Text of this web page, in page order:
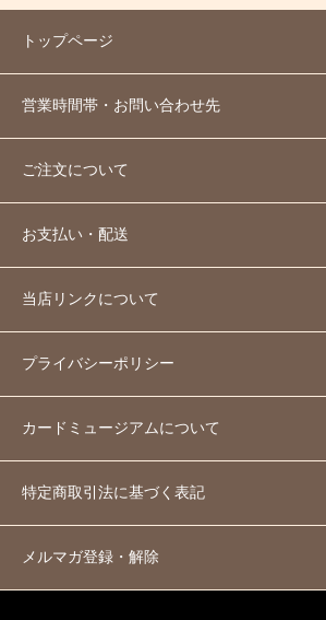
トップページ
営業時間帯・お問い合わせ先
ご注文について
お支払い・配送
当店リンクについて
プライバシーポリシー
カードミュージアムについて
特定商取引法に基づく表記
メルマガ登録・解除